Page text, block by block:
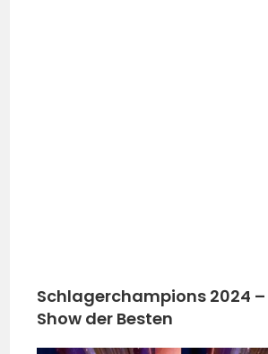
Schlagerchampions 2024
Show der Besten